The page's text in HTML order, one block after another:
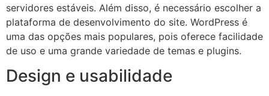
servidores estáveis. Além disso, é necessário escolher a
plataforma de desenvolvimento do site. WordPress é
uma das opções mais populares, pois oferece facilidade
de uso e uma grande variedade de temas e plugins.
Design e usabilidade